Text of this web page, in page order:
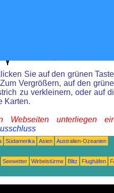
Sie auf den grünen
Vergrößern, auf den
zu verkleinern, oder auf
Karten.
Webseiten unterliegen
Südamerika Asien
Australien-Ozeanien
Seewetter Wirbelstürme Blitz Flughäfen